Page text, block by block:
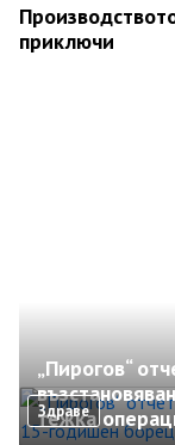
приключи
Здраве
„Пирогов“
тежка